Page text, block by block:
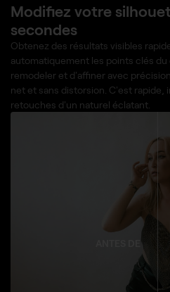
Modifiez votre
secondes
Obtenez des résultats visibles
automatiquement les points clés
remodeler et d'affiner avec
net et sans distorsion. C'est
retouches d'un naturel éclatant.